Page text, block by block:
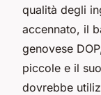
qualità degli
accennato, il
genovese
piccole e il
dovrebbe